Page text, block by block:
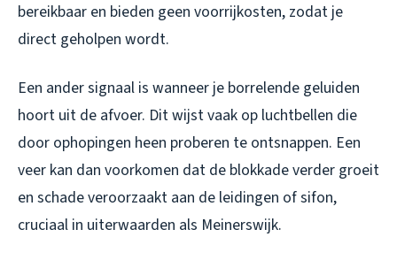
bereikbaar en bieden geen voorrijkosten, zodat je
direct geholpen wordt.
Een ander signaal is wanneer je borrelende geluiden
hoort uit de afvoer. Dit wijst vaak op luchtbellen die
door ophopingen heen proberen te ontsnappen. Een
veer kan dan voorkomen dat de blokkade verder groeit
en schade veroorzaakt aan de leidingen of sifon,
cruciaal in uiterwaarden als Meinerswijk.